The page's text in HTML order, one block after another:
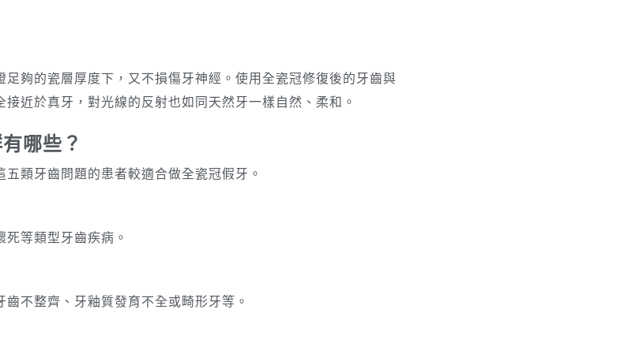
夠的瓷層厚度下，又不損傷牙神經。使用全瓷冠修復後的牙齒與
近於真牙，對光線的反射也如同天然牙一樣自然、柔和。
哪些？
類牙齒問題的患者較適合做全瓷冠假牙。
等類型牙齒疾病。
不整齊、牙釉質發育不全或畸形牙等。